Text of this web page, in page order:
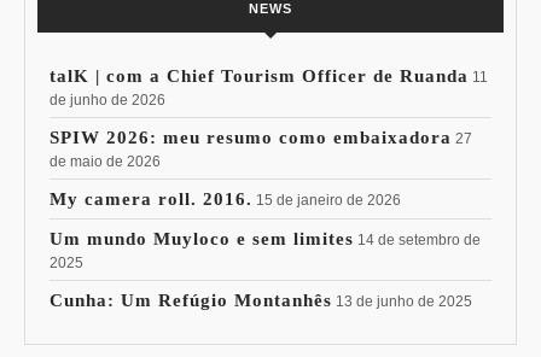
NEWS
talK | com a Chief Tourism Officer de Ruanda 11
de junho de 2026
SPIW 2026: meu resumo como embaixadora 27
de maio de 2026
My camera roll. 2016. 15 de janeiro de 2026
Um mundo Muyloco e sem limites 14 de setembro de
2025
Cunha: Um Refúgio Montanhês 13 de junho de 2025